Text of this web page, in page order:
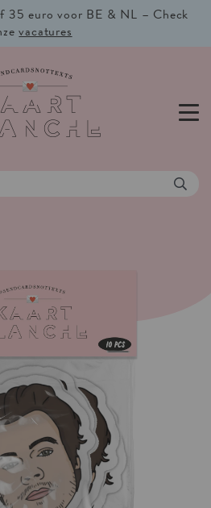
35 euro voor BE & NL – Check
vacatures